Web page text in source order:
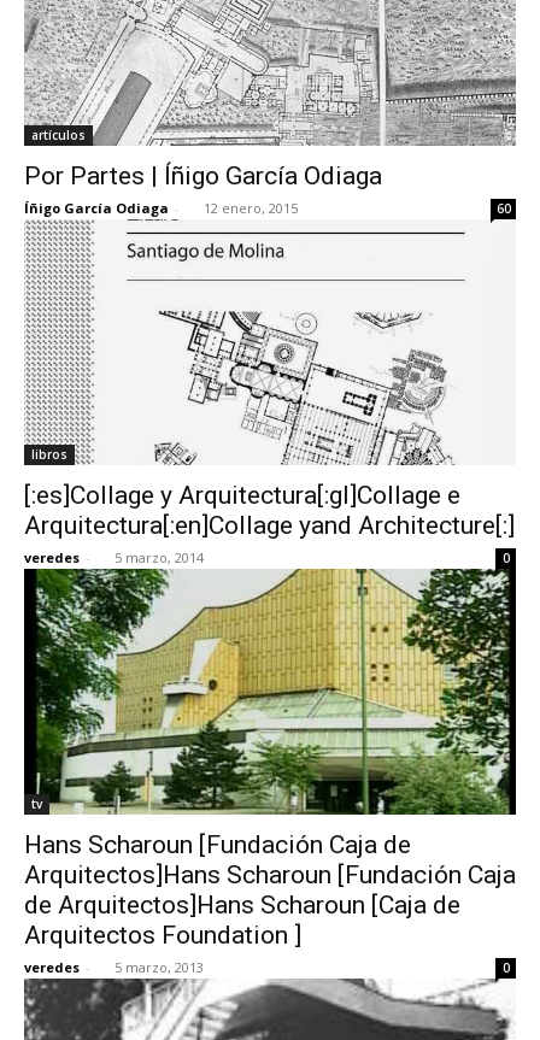
artículos
Por Partes | Íñigo García Odiaga
Íñigo García Odiaga - 12 enero, 2015 60
libros
[:es]Collage y Arquitectura[:gl]Collage e
Arquitectura[:en]Collage yand Architecture[:]
veredes - 5 marzo, 2014 0
tv
Hans Scharoun [Fundación Caja de
Arquitectos]Hans Scharoun [Fundación Caja
de Arquitectos]Hans Scharoun [Caja de
Arquitectos Foundation ]
veredes - 5 marzo, 2013 0